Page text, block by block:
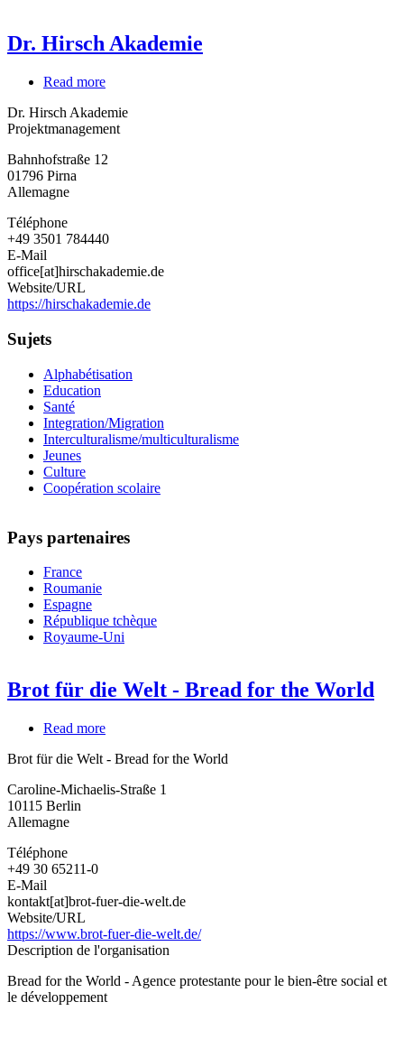
Dr. Hirsch Akademie
Read more
Hirsch
Akademie
Dr. Hirsch Akademie
Projektmanagement
Bahnhofstraße 12
01796 Pirna
Allemagne
Téléphone
+49 3501 784440
E-Mail
office[at]hirschakademie.de
Website/URL
https://hirschakademie.de
Sujets
Alphabétisation
Education
Santé
Integration/Migration
Interculturalisme/multiculturalisme
Jeunes
Culture
Coopération scolaire
Pays partenaires
France
Roumanie
Espagne
République tchèque
Royaume-Uni
Brot für die Welt - Bread for the World
Read more
für
Welt
Brot für die Welt - Bread for the World
Caroline-Michaelis-Straße 1
10115 Berlin
Allemagne
Téléphone
+49 30 65211-0
E-Mail
kontakt[at]brot-fuer-die-welt.de
Website/URL
https://www.brot-fuer-die-welt.de/
Description de l'organisation
Bread for the World - Agence protestante pour le bien-être social et
le développement